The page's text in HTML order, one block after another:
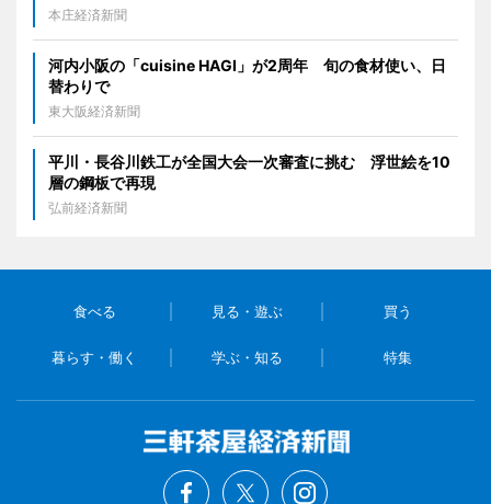
本庄経済新聞
河内小阪の「cuisine HAGI」が2周年 旬の食材使い、日
替わりで
東大阪経済新聞
平川・長谷川鉄工が全国大会一次審査に挑む 浮世絵を10
層の鋼板で再現
弘前経済新聞
食べる 見る・遊ぶ 買う
暮らす・働く 学ぶ・知る 特集